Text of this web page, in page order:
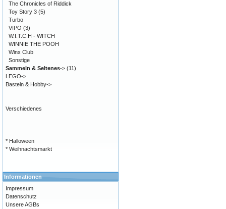
The Chronicles of Riddick
Toy Story 3 (5)
Turbo
VIPO (3)
W.I.T.C.H - WITCH
WINNIE THE POOH
Winx Club
Sonstige
Sammeln & Seltenes-> (11)
LEGO->
Basteln & Hobby->
Verschiedenes
* Halloween
* Weihnachtsmarkt
Informationen
Impressum
Datenschutz
Unsere AGBs